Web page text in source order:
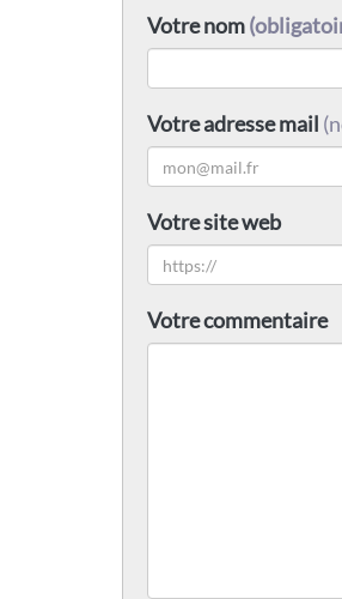
Votre nom
Votre adresse mail
Votre site web
Votre commentaire